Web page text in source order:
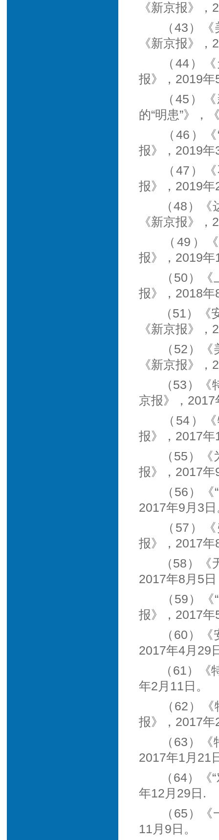
《新京报》
（43）
《新京报》
（44）
报》，2019年
（45）
的“明患”》，
（46）
报》，2019年
（47）
报》，2019年
（48）
《新京报》
（49）
报》，2019年
（50）
报》，2018年
（51）
《新京报》
（52）
《新京报》
（53）
京报》，
（54）
报》，2017年
（55）
报》，2017年
（56）
2017年9月3
（57）
报》，2017年
（58）
2017年8月5日
（59）
报》，2017年
（60）
2017年4月29
（61）
年2月11日。
（62）
报》，2017年
（63）
2017年1月21
（64）
年12月29日.
（65）
11月9日。